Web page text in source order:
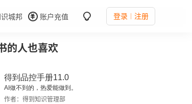
城邦 账户充值 登录 注册
的人也喜欢
得到品控手册11.0
AI做不到的，热爱能做到。
作者：得到知识管理部